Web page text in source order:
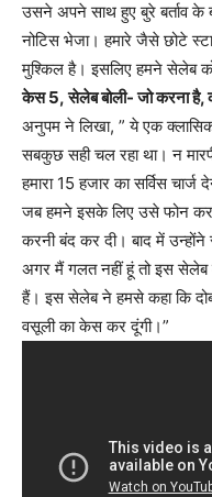
उसने अपने साथ हुए बुरे बर्ताव के
नोटिस भेजा। हमारे जैसे छोटे
मुश्किल है। इसलिए हमने सेलेब
केस 5, सेलेब बोली- जो करना है,
अनुपम ने लिखा, ” ये एक
सबकुछ सही चल रहा था। न
हमारा 15 हजार का सर्विस
जब हमने इसके लिए उसे फोन
करनी बंद कर दी। बाद में
अगर मैं गलत नहीं हूं तो इस सेलेब
हैं। इस सेलेब ने हमसे कहा कि
वसूली का केस कर दूंगी।”